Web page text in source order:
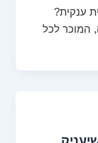
ענקית?
המוכר לכל